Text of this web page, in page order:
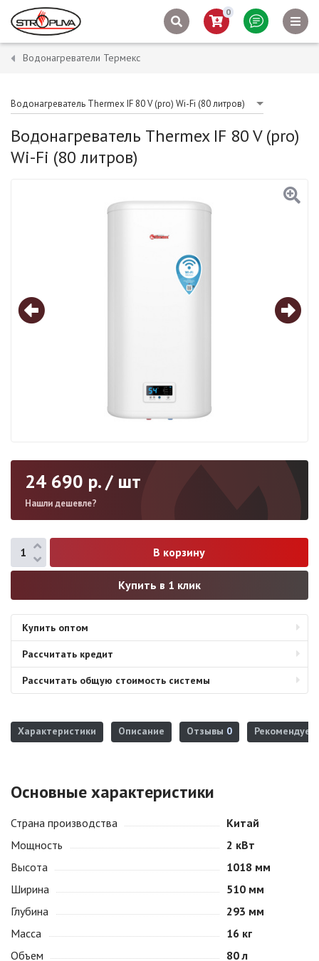
0
Водонагреватели Термекс
Водонагреватель Thermex IF 80 V (pro) Wi-Fi (80 литров)
Водонагреватель Thermex IF 80 V (pro)
Wi-Fi (80 литров)
24 690 р. / шт
Нашли дешевле?
Купить в 1 клик
Купить оптом
Рассчитать кредит
Рассчитать общую стоимость системы
Характеристики Описание Отзывы 0 Рекомендуем
Основные характеристики
Страна производства
Китай
Мощность
2 кВт
Высота
1018 мм
Ширина
510 мм
Глубина
293 мм
Масса
16 кг
Объем
80 л